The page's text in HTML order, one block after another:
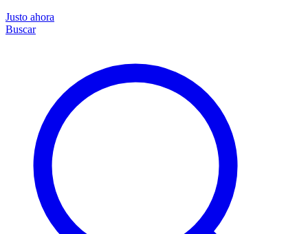
Justo ahora
Buscar